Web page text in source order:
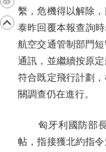
繫，危機得以解除
泰昨回覆本報查詢
航空交通管制部門
通訊，並繼續按原
符合既定飛行計劃
關調查仍在進行。
匈牙利國防部長
帖，指接獲北約指